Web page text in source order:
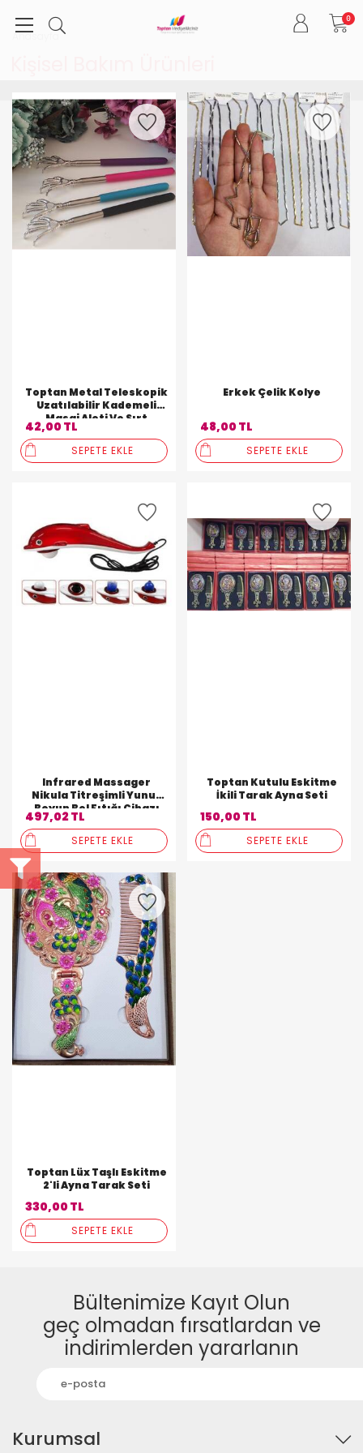
0
Anasayfa
Toptan Metal Teleskopik
Uzatılabilir Kademeli
Masaj Aleti Ve Sırt
Kaşıyıcı
42,00 TL
SEPETE EKLE
Erkek Çelik Kolye
48,00 TL
SEPETE EKLE
Infrared Massager
Nikula Titreşimli Yunus
Boyun Bel Fıtığı Cihazı
Jt-889
497,02 TL
SEPETE EKLE
Toptan Kutulu Eskitme
İkili Tarak Ayna Seti
150,00 TL
SEPETE EKLE
Toptan Lüx Taşlı Eskitme
2'li Ayna Tarak Seti
330,00 TL
SEPETE EKLE
Bültenimize Kayıt Olun
geç olmadan fırsatlardan ve
indirimlerden yararlanın
Kurumsal